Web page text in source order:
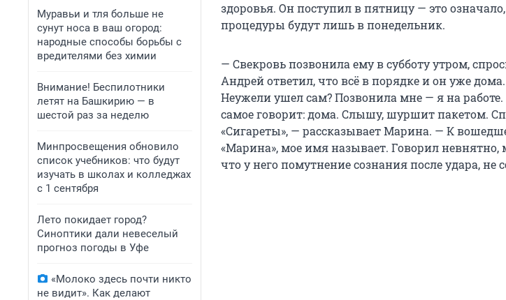
Муравьи и тля больше не
сунут носа в ваш огород:
народные способы борьбы с
вредителями без химии
Внимание! Беспилотники
летят на Башкирию — в
шестой раз за неделю
Минпросвещения обновило
список учебников: что будут
изучать в школах и колледжах
с 1 сентября
Лето покидает город?
Синоптики дали невеселый
прогноз погоды в Уфе
«Молоко здесь почти никто
не видит». Как делают
здоровья. Он поступил в пятницу — это
процедуры будут лишь в понедельник.
— Свекровь позвонила ему в субботу утром,
Андрей ответил, что всё в порядке и он уже
Неужели ушел сам? Позвонила мне — я на
самое говорит: дома. Слышу, шуршит пакетом.
«Сигареты», — рассказывает Марина. — К
«Марина», мое имя называет. Говорил невнятно,
что у него помутнение сознания после удара, не